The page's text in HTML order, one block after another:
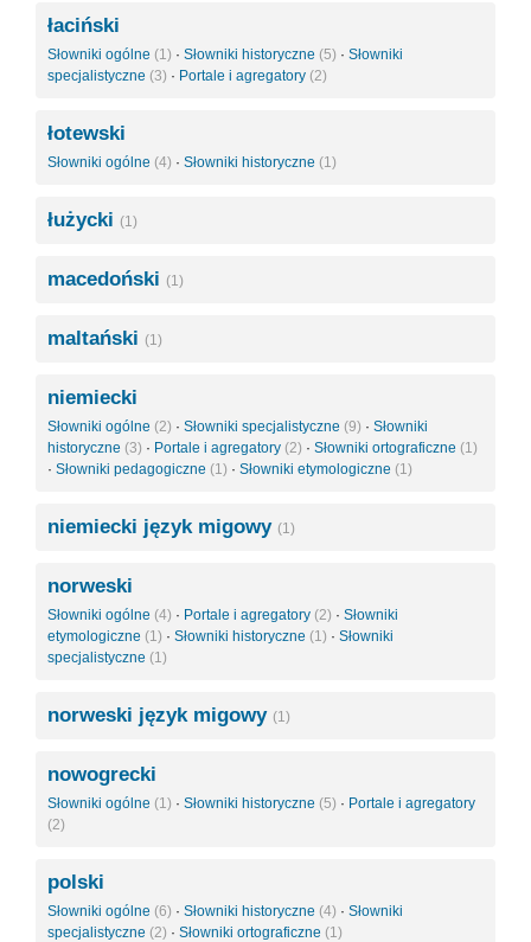
łaciński
Słowniki ogólne (1) · Słowniki historyczne (5) · Słowniki
specjalistyczne (3) · Portale i agregatory (2)
łotewski
Słowniki ogólne (4) · Słowniki historyczne (1)
łużycki (1)
macedoński (1)
maltański (1)
niemiecki
Słowniki ogólne (2) · Słowniki specjalistyczne (9) · Słowniki
historyczne (3) · Portale i agregatory (2) · Słowniki ortograficzne (1)
· Słowniki pedagogiczne (1) · Słowniki etymologiczne (1)
niemiecki język migowy (1)
norweski
Słowniki ogólne (4) · Portale i agregatory (2) · Słowniki
etymologiczne (1) · Słowniki historyczne (1) · Słowniki
specjalistyczne (1)
norweski język migowy (1)
nowogrecki
Słowniki ogólne (1) · Słowniki historyczne (5) · Portale i agregatory
(2)
polski
Słowniki ogólne (6) · Słowniki historyczne (4) · Słowniki
specjalistyczne (2) · Słowniki ortograficzne (1)